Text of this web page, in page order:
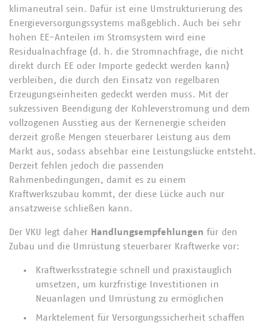
klimaneutral sein. Dafür ist eine Umstrukturierung des
Energieversorgungssystems maßgeblich. Auch bei sehr
hohen EE-Anteilen im Stromsystem wird eine
Residualnachfrage (d. h. die Stromnachfrage, die nicht
direkt durch EE oder Importe gedeckt werden kann)
verbleiben, die durch den Einsatz von regelbaren
Erzeugungseinheiten gedeckt werden muss. Mit der
sukzessiven Beendigung der Kohleverstromung und dem
vollzogenen Ausstieg aus der Kernenergie scheiden
derzeit große Mengen steuerbarer Leistung aus dem
Markt aus, sodass absehbar eine Leistungslücke entsteht.
Derzeit fehlen jedoch die passenden
Rahmenbedingungen, damit es zu einem
Kraftwerkszubau kommt, der diese Lücke auch nur
ansatzweise schließen kann.
Der VKU legt daher Handlungsempfehlungen für den
Zubau und die Umrüstung steuerbarer Kraftwerke vor:
Kraftwerksstrategie schnell und praxistauglich
umsetzen, um kurzfristige Investitionen in
Neuanlagen und Umrüstung zu ermöglichen
Marktelement für Versorgungssicherheit schaffen